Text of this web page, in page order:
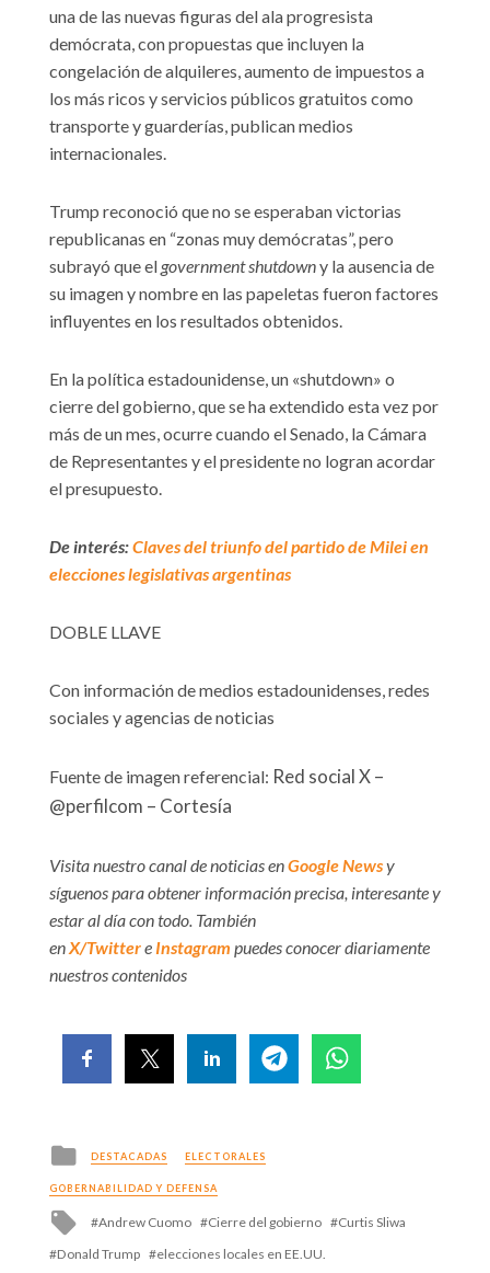
una de las nuevas figuras del ala progresista
demócrata, con propuestas que incluyen la
congelación de alquileres, aumento de impuestos a
los más ricos y servicios públicos gratuitos como
transporte y guarderías, publican medios
internacionales.
Trump reconoció que no se esperaban victorias
republicanas en “zonas muy demócratas”, pero
subrayó que el government shutdowny la ausencia de
su imagen y nombre en las papeletas fueron factores
influyentes en los resultados obtenidos.
En la política estadounidense, un «shutdown» o
cierre del gobierno, que se ha extendido esta vez por
más de un mes, ocurre cuando el Senado, la Cámara
de Representantes y el presidente no logran acordar
el presupuesto.
De interés:Claves del triunfo del partido de Milei en
elecciones legislativas argentinas
DOBLE LLAVE
Con información de medios estadounidenses, redes
sociales y agencias de noticias
Fuente de imagen referencial: Red social X –
@perfilcom – Cortesía
Visita nuestro canal de noticias enGoogle Newsy
síguenos para obtener información precisa, interesante y
estar al día con todo. También
enX/Twittere Instagram puedes conocer diariamente
nuestros contenidos
Posted
in
DESTACADAS ELECTORALES
GOBERNABILIDAD Y DEFENSA
Tagged
Andrew Cuomo Cierre del gobierno
Curtis Sliwa
Donald Trump
elecciones locales en EE.UU.